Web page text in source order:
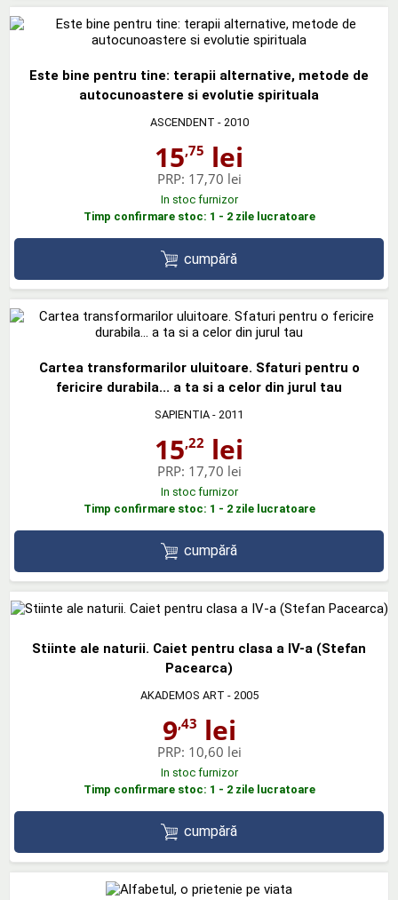
Este bine pentru tine: terapii alternative, metode de
autocunoastere si evolutie spirituala
ASCENDENT - 2010
15,75 lei
PRP: 17,70 lei
In stoc furnizor
Timp confirmare stoc: 1 - 2 zile lucratoare
cumpără
Cartea transformarilor uluitoare. Sfaturi pentru o
fericire durabila... a ta si a celor din jurul tau
SAPIENTIA - 2011
15,22 lei
PRP: 17,70 lei
In stoc furnizor
Timp confirmare stoc: 1 - 2 zile lucratoare
cumpără
Stiinte ale naturii. Caiet pentru clasa a IV-a (Stefan
Pacearca)
AKADEMOS ART - 2005
9,43 lei
PRP: 10,60 lei
In stoc furnizor
Timp confirmare stoc: 1 - 2 zile lucratoare
cumpără